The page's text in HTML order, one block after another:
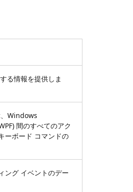
る情報を提供しま
Windows
間のすべてのアク
ーボード コマンドの
ング イベントのデー